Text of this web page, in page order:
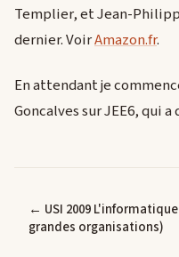
Templier, et Jean-
dernier. VoirAmazon.fr.
En attendant je
Goncalves sur JEE6, qui
← USI 2009
grandes organisations)